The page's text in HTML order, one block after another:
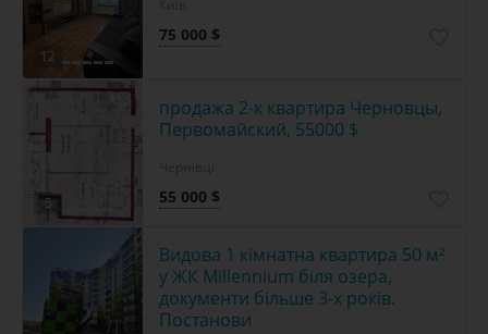
12
75 000 $
5
продажа 2-к квартира Черновцы,
Первомайский, 55000 $
55 000 $
Видова 1 кімнатна квартира 50 м²
у ЖК Millennium біля озера,
документи більше 3-х років.
Постанови